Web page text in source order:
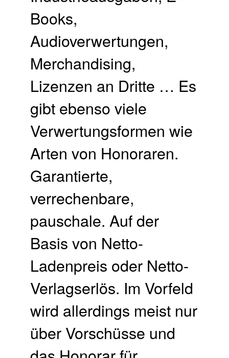
Books,
Audioverwertungen,
Merchandising,
Lizenzen an Dritte … Es
gibt ebenso viele
Verwertungsformen wie
Arten von Honoraren.
Garantierte,
verrechenbare,
pauschale. Auf der
Basis von Netto-
Ladenpreis oder Netto-
Verlagserlös. Im Vorfeld
wird allerdings meist nur
über Vorschüsse und